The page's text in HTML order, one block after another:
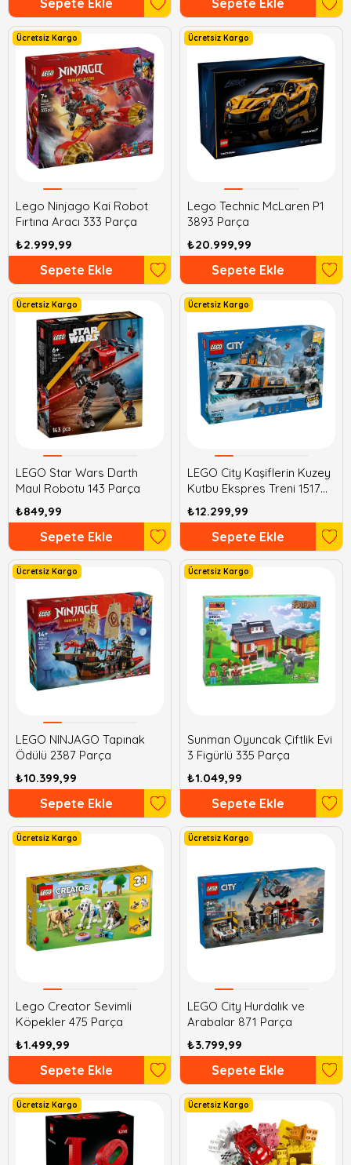
Sepete Ekle Sepete Ekle
Lego Ninjago Kai Robot
Fırtına Aracı 333 Parça
₺2.999,99
Ücretsiz Kargo
Sepete Ekle
Lego Technic McLaren P1
3893 Parça
₺20.999,99
Ücretsiz Kargo
Sepete Ekle
LEGO Star Wars Darth
Maul Robotu 143 Parça
₺849,99
Ücretsiz Kargo
Sepete Ekle
LEGO City Kaşiflerin Kuzey
Kutbu Ekspres Treni 1517
Parça
₺12.299,99
Ücretsiz Kargo
Sepete Ekle
LEGO NINJAGO Tapınak
Ödülü 2387 Parça
₺10.399,99
Ücretsiz Kargo
Sepete Ekle
Sunman Oyuncak Çiftlik Evi
3 Figürlü 335 Parça
₺1.049,99
Ücretsiz Kargo
Sepete Ekle
Lego Creator Sevimli
Köpekler 475 Parça
₺1.499,99
Ücretsiz Kargo
Sepete Ekle
LEGO City Hurdalık ve
Arabalar 871 Parça
₺3.799,99
Ücretsiz Kargo
Sepete Ekle
Ücretsiz Kargo Ücretsiz Kargo